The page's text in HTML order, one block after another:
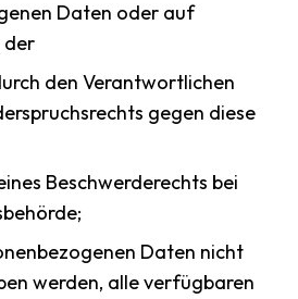
Daten oder auf
der
den Verantwortlichen
gegen diese
Beschwerderechts bei
Daten nicht
werden, alle verfügbaren